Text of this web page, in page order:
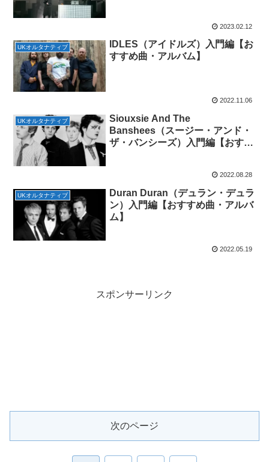
2023.02.12
UKオルタナティブ
IDLES（アイドルズ）入門編【お
すすめ曲・アルバム】
2022.11.06
UKオルタナティブ
Siouxsie And The
Banshees（スージー・アンド・
ザ・バンシーズ）入門編【おすす
2022.08.28
UKオルタナティブ
Duran Duran（デュラン・デュラ
ン）入門編【おすすめ曲・アルバ
ム】
2022.05.19
スポンサーリンク
次のページ